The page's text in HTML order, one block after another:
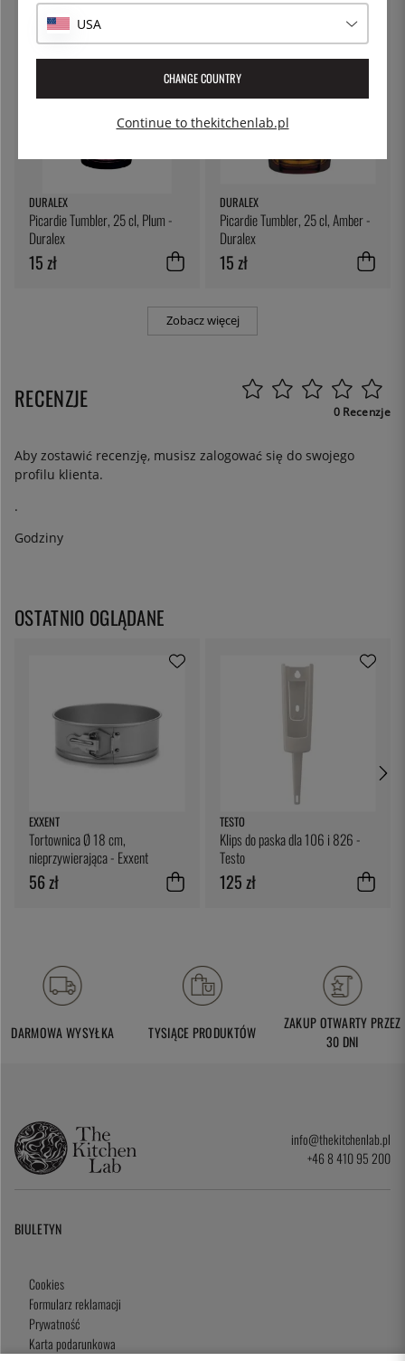
DURALEX
Picardie Tumbler, 25 cl, Plum -
Duralex
15 zł
DURALEX
Picardie Tumbler, 25 cl, Amber -
Duralex
15 zł
Zobacz więcej
RECENZJE 0 Recenzje
Aby zostawić recenzję, musisz zalogować się do swojego
profilu klienta.
.
Godziny
OSTATNIO OGLĄDANE
EXXENT
Tortownica Ø 18 cm,
nieprzywierająca - Exxent
56 zł
TESTO
Klips do paska dla 106 i 826 -
Testo
125 zł
DARMOWA WYSYŁKA TYSIĄCE PRODUKTÓW
ZAKUP OTWARTY PRZEZ
30 DNI
info@thekitchenlab.pl
+46 8 410 95 200
BIULETYN
Cookies
Formularz reklamacji
Prywatność
Karta podarunkowa
USA
CHANGE COUNTRY
Continue to thekitchenlab.pl